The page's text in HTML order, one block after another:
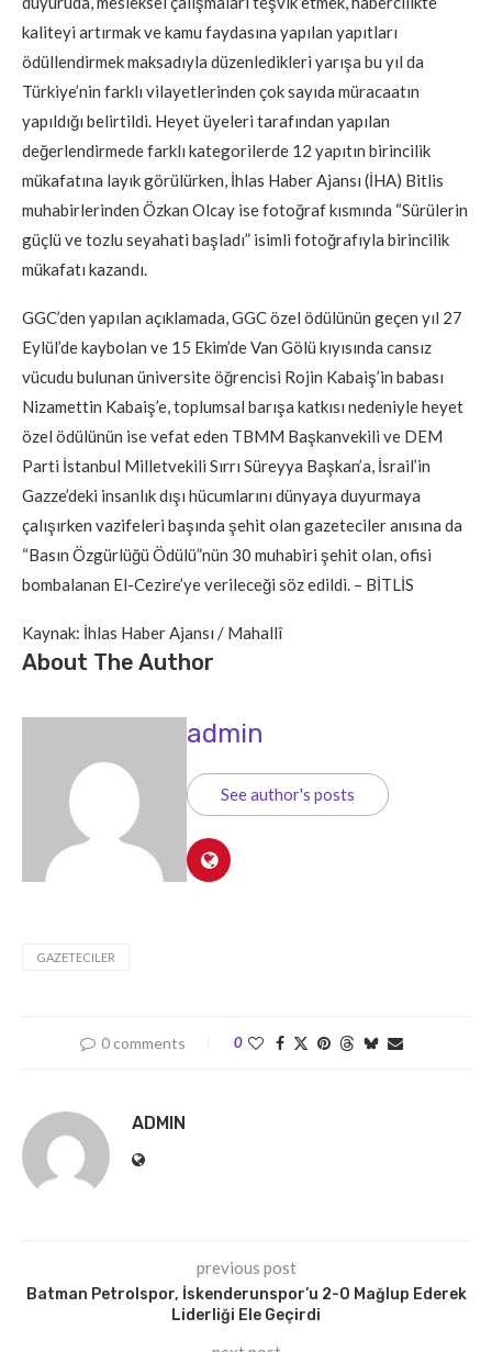
kaliteyi artırmak ve kamu faydasına yapılan yapıtları
ödüllendirmek maksadıyla düzenledikleri yarışa bu yıl da
Türkiye’nin farklı vilayetlerinden çok sayıda müracaatın
yapıldığı belirtildi. Heyet üyeleri tarafından yapılan
değerlendirmede farklı kategorilerde 12 yapıtın birincilik
mükafatına layık görülürken, İhlas Haber Ajansı (İHA) Bitlis
muhabirlerinden Özkan Olcay ise fotoğraf kısmında “Sürülerin
güçlü ve tozlu seyahati başladı” isimli fotoğrafıyla birincilik
mükafatı kazandı.
GGC’den yapılan açıklamada, GGC özel ödülünün geçen yıl 27
Eylül’de kaybolan ve 15 Ekim’de Van Gölü kıyısında cansız
vücudu bulunan üniversite öğrencisi Rojin Kabaiş’in babası
Nizamettin Kabaiş’e, toplumsal barışa katkısı nedeniyle heyet
özel ödülünün ise vefat eden TBMM Başkanvekili ve DEM
Parti İstanbul Milletvekili Sırrı Süreyya Başkan’a, İsrail’in
Gazze’deki insanlık dışı hücumlarını dünyaya duyurmaya
çalışırken vazifeleri başında şehit olan gazeteciler anısına da
“Basın Özgürlüğü Ödülü”nün 30 muhabiri şehit olan, ofisi
bombalanan El-Cezire’ye verileceği söz edildi. – BİTLİS
Kaynak: İhlas Haber Ajansı / Mahallî
About The Author
admin
See author's posts
GAZETECILER
0 comments 0
ADMIN
previous post
Batman Petrolspor, İskenderunspor’u 2-0 Mağlup Ederek
Liderliği Ele Geçirdi